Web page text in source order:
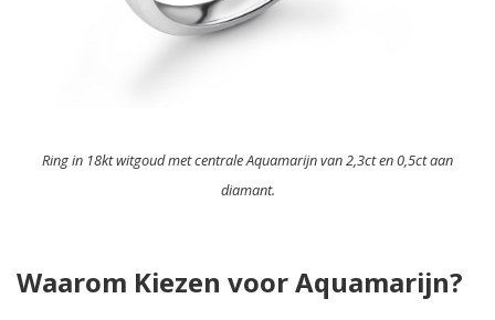
Ring in 18kt witgoud met centrale Aquamarijn van 2,3ct en 0,5ct aan
diamant.
Waarom Kiezen voor Aquamarijn?